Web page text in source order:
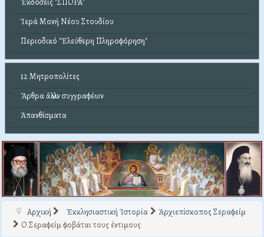
Ἱερά Μονή Νέου Στουδίου
Περιοδικό "Ἐλεύθερη Πληροφόρηση"
12 Μητροπολίτες
Ἄρθρα ἄλλων συγγραφέων
Ἀπανθίσματα
Αρχική Ἐκκλησιαστική Ἱστορία
Ἀρχιεπίσκοπος Σεραφείμ
Ο Σεραφείμ φοβάται τους έντιμους